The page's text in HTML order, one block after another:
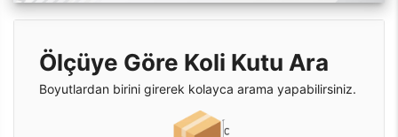
Ölçüye Göre Koli Kutu Ara
Boyutlardan birini girerek kolayca arama yapabilirsiniz.